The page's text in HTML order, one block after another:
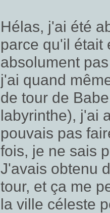
Hélas, j'ai été
parce qu'il était
absolument
j'ai quand
de tour de
labyrinthe), j'ai
pouvais pas
fois, je ne sais
J'avais obtenu
tour, et ça me
la ville céleste